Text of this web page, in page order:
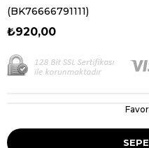
(BK76666791111)
₺920,00